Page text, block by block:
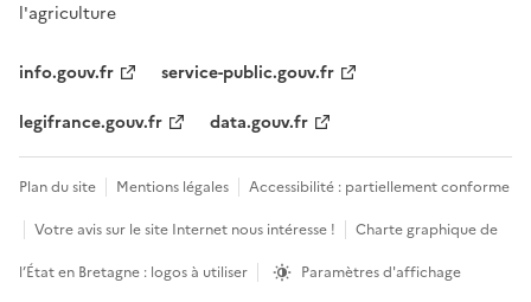
l'agriculture
info.gouv.fr
service-public.gouv.fr
legifrance.gouv.fr
data.gouv.fr
Plan du site Mentions légales
Accessibilité : partiellement conforme
Votre avis sur le site Internet nous intéresse !
Charte graphique de
l’État en Bretagne : logos à utiliser
Paramètres d'affichage